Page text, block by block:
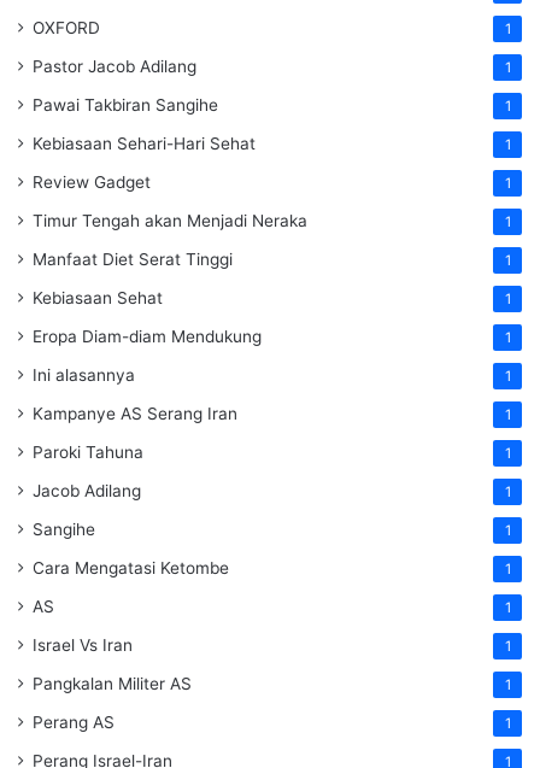
OXFORD 1
Pastor Jacob Adilang 1
Pawai Takbiran Sangihe 1
Kebiasaan Sehari-Hari Sehat 1
Review Gadget 1
Timur Tengah akan Menjadi Neraka 1
Manfaat Diet Serat Tinggi 1
Kebiasaan Sehat 1
Eropa Diam-diam Mendukung 1
Ini alasannya 1
Kampanye AS Serang Iran 1
Paroki Tahuna 1
Jacob Adilang 1
Sangihe 1
Cara Mengatasi Ketombe 1
AS 1
Israel Vs Iran 1
Pangkalan Militer AS 1
Perang AS 1
Perang Israel-Iran 1